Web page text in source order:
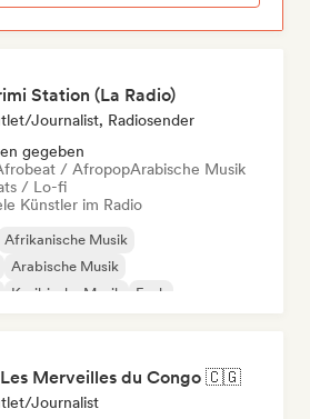
Station (La Radio)
Journalist, Radiosender
gegeben
/ AfropopArabische Musik
/ Lo-fi
Künstler im Radio
Afrikanische Musik
Arabische Musik
Karibische Musik
Funk
Merveilles du Congo 🇨🇬
Journalist